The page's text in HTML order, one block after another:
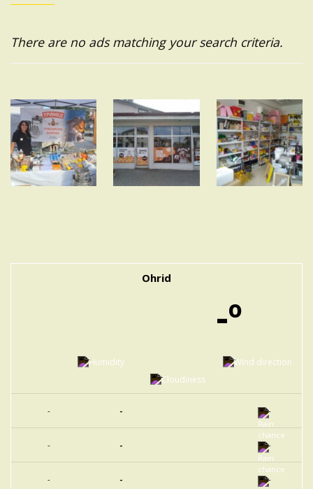
There are no ads matching your search criteria.
Ohrid
-º
-
-
-
- - -
- - -
- - -